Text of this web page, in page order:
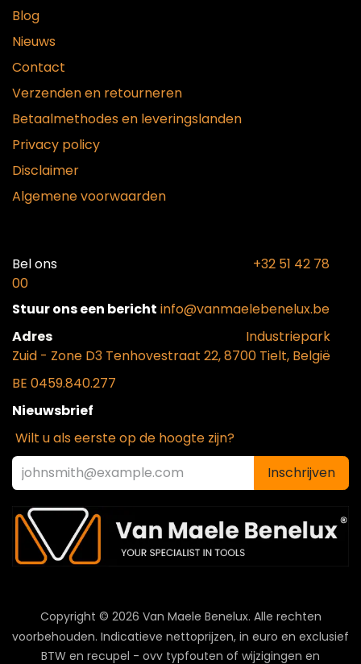
Blog
Nieuws
Contact
Verzenden en retourneren
Betaalmethodes en leveringslanden
Privacy policy
Disclaimer
Algemene voorwaarden
Bel ons​
+32 51 42 78
00
Stuur ons een bericht info@vanmaelebenelux.be
Adr​es
​Industriepark
Zuid - Zone D3 Tenhovestraat 22, 8700 Tielt, België
BE 0459.840.277
Nieuwsbrief
Wilt u als eerste op de hoogte zijn?
Inschrijven
Copyright © 2026 Van Maele Benelux. Alle rechten
voorbehouden. Indicatieve nettoprijzen, in euro en exclusief
BTW en recupel - ovv typfouten of wijzigingen en